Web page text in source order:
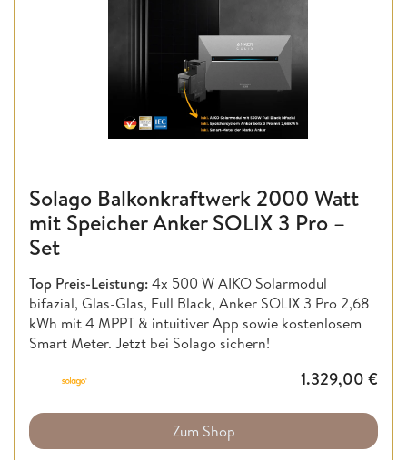
Solago Balkonkraftwerk 2000 Watt
mit Speicher Anker SOLIX 3 Pro –
Set
Top Preis-Leistung:4x 500 W AIKO Solarmodul
bifazial, Glas-Glas, Full Black, Anker SOLIX 3 Pro 2,68
kWh mit 4 MPPT & intuitiver App sowie kostenlosem
Smart Meter. Jetzt bei Solago sichern!
1.329,00 €
Zum Shop